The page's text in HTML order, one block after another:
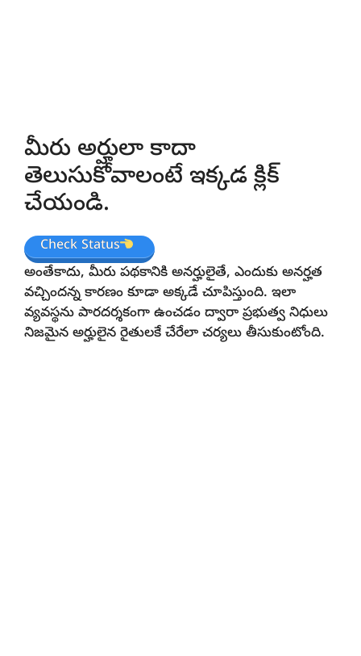
మీరు అర్హులా కాదా
తెలుసుకోవాలంటే ఇక్కడ క్లిక్
చేయండి.
Check Status
అంతేకాదు, మీరు పథకానికి అనర్హులైతే, ఎందుకు అనర్హత
వచ్చిందన్న కారణం కూడా అక్కడే చూపిస్తుంది. ఇలా
వ్యవస్థను పారదర్శకంగా ఉంచడం ద్వారా ప్రభుత్వ నిధులు
నిజమైన అర్హులైన రైతులకే చేరేలా చర్యలు తీసుకుంటోంది.